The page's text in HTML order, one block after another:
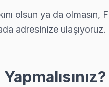
Orijinal T-Con ile değişim
veya web
olsun ya da olmasın,
adresinize ulaşıyoruz.